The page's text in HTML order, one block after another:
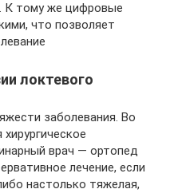
К тому же цифровые
что позволяет
локтевого
заболевания. Во
врач — ортопед
лечение, если
настолько тяжелая,